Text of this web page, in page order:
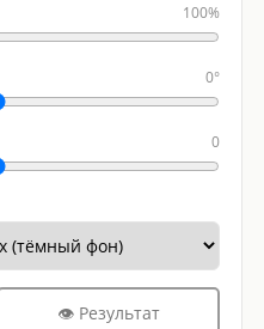
100%
0°
0
👁 Результат